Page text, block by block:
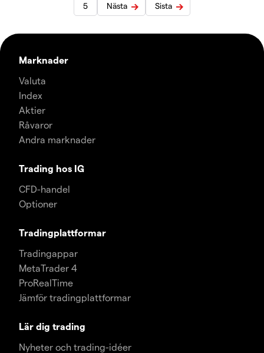
5
Nästa Sista
Marknader
Valuta
Index
Aktier
Råvaror
Andra marknader
Trading hos IG
CFD-handel
Optioner
Tradingplattformar
Tradingappar
MetaTrader 4
ProRealTime
Jämför tradingplattformar
Lär dig trading
Nyheter och trading-idéer